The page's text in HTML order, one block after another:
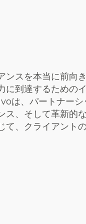
ンスを本当に前向
に到達するための
は、パートナーシ
ス、そして革新的
て、クライアント